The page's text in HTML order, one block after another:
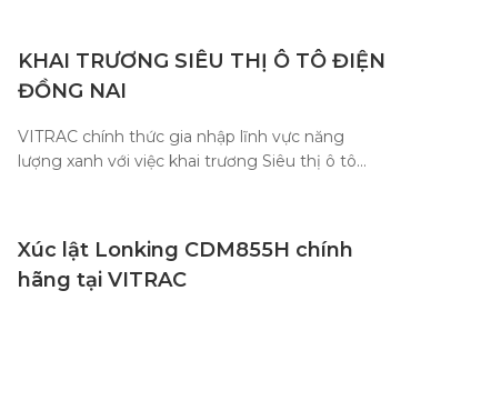
KHAI TRƯƠNG SIÊU THỊ Ô TÔ ĐIỆN
ĐỒNG NAI
VITRAC chính thức gia nhập lĩnh vực năng
lượng xanh với việc khai trương Siêu thị ô tô
pháp di chuyển hiện đại, tiết kiệm và thân thiện
với môi trường cho khách hàng Việt Nam.
Xúc lật Lonking CDM855H chính
hãng tại VITRAC